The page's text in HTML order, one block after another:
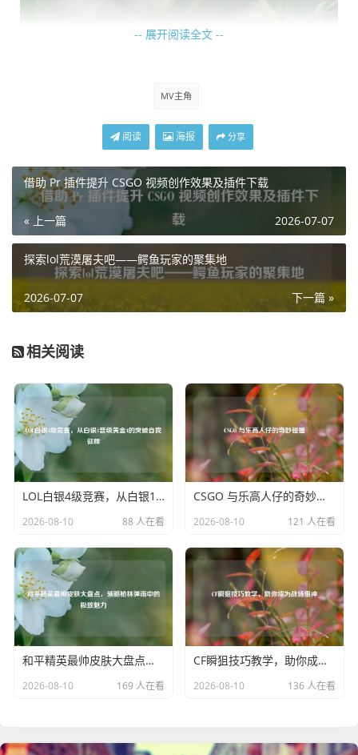
另一位备受瞩目的MV主角是Rookie,他的操作细腻且极具观
团战中的关键作用，以及那一次次扭转战局的精彩表现，都
于自己的电竞篇章，成为了MV中令人难以忘怀的主角。
还有IG的全体队员们,他们作为一个整体，在S8赛季创造了辉
煌，他们的MV中充满了团队协作的热血画面，选手们之间默
契的配合，在赛场上打出的精彩团战，都让人感受到了电竞
团队的力量，他们一起捧起冠军奖杯的那一刻，成为了英雄
联盟历史上的经典瞬间，也让他们成为了S8赛季MV中当之
无愧的主角。
这些LOL S8的MV主角们，无论是个人的卓越表现还是团队
故事激励着更多人投身电竞，去追寻属于自己的荣耀时刻。
-- 展开阅读全文 --
MV主角
阅读 海报 分享
借助 Pr 插件提升 CSGO 视频创作效果及插件下载
« 上一篇 2026-07-07
探索lol荒漠屠夫吧——鳄鱼玩家的聚集地
下一篇 »
2026-07-07
相关阅读
LOL白银4级竞赛，从白银1晋级黄金4的突破自我征程
2026-08-10 88 人在看
CSGO 与乐高人仔的奇妙碰撞
2026-08-10 121 人在看
和平精英最帅皮肤大盘点，领略枪林弹雨中的极致魅力
2026-08-10 169 人在看
CF瞬狙技巧教学，助你成为战场狙神
2026-08-10 136 人在看